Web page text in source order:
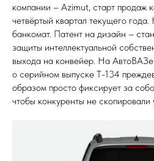
компании – Azimut, старт продаж
четвёртый квартал текущего
банкомат. Патент на дизайн –
защиты интеллектуальной
выхода на конвейер. На АвтоВАЗе
о серийном выпуске Т-134
образом просто фиксирует за
чтобы конкуренты не скопировали